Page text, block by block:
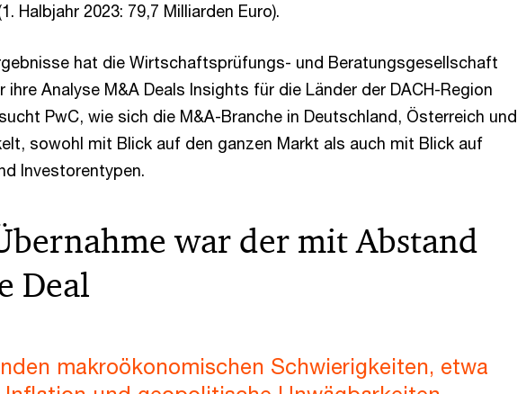
Halbjahr 2023: 79,7 Milliarden Euro).
hat die Wirtschaftsprüfungs- und Beratungsgesellschaft
ihre Analyse M&A Deals Insights für die Länder der DACH-Region
PwC, wie sich die M&A-Branche in Deutschland, Österreich und
sowohl mit Blick auf den ganzen Markt als auch mit Blick auf
Investorentypen.
war der mit Abstand
Deal
makroökonomischen Schwierigkeiten, etwa